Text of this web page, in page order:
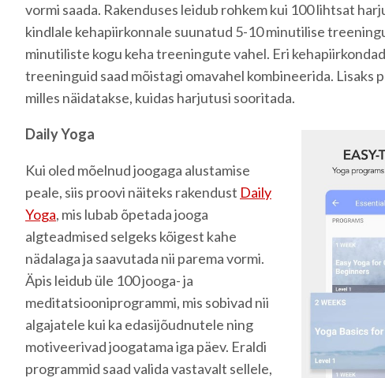
vormi saada. Rakenduses leidub rohkem kui 100 lihtsat
kindlale kehapiirkonnale suunatud 5-10 minutilise
minutiliste kogu keha treeningute vahel. Eri
treeninguid saad mõistagi omavahel kombineerida. Lisaks
milles näidatakse, kuidas harjutusi sooritada.
Daily Yoga
Kui oled mõelnud joogaga alustamise
peale, siis proovi näiteks rakendust Daily
Yoga, mis lubab õpetada jooga
algteadmised selgeks kõigest kahe
nädalaga ja saavutada nii parema vormi.
Äpis leidub üle 100 jooga- ja
meditatsiooniprogrammi, mis sobivad nii
algajatele kui ka edasijõudnutele ning
motiveerivad joogatama iga päev. Eraldi
programmid saad valida vastavalt sellele,